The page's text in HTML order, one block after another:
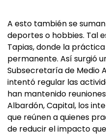
A esto también se
deportes o hobbies. Tal
Tapias, donde la
permanente. Así surgió
Subsecretaría de Medio
intentó regular las
han mantenido
Albardón, Capital, los
que reúnen a quienes
de reducir el impacto